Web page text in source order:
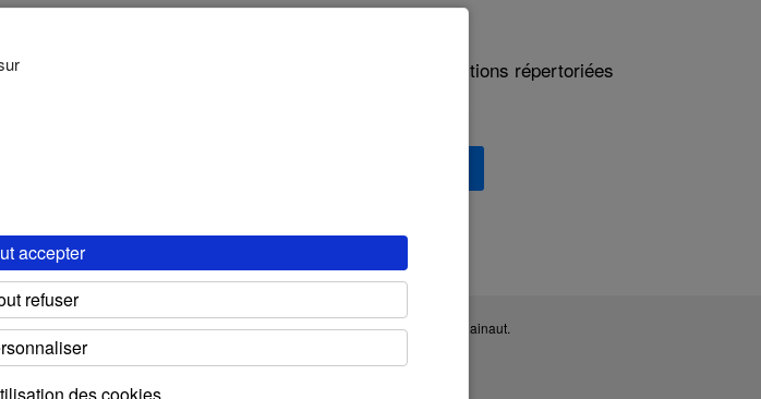
accepter
refuser
Si malgré vos recherches parmi les différentes questions répertoriées
de la Province de Hainaut pour la HEPH Condorcet, Hainaut-EA et Eduhainaut.
duCampus Numérique